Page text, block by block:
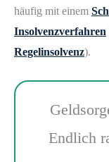
häufig mit einem
Insolvenzverfahren
Regelinsolvenz).
Endlich